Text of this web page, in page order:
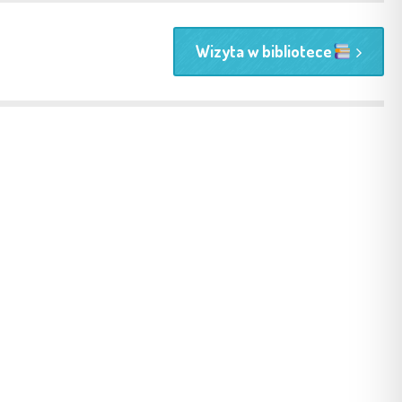
Wizyta w bibliotece